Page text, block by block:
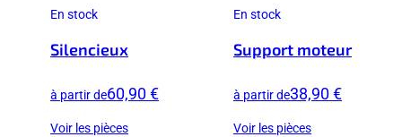
En stock
Silencieux
à partir de60,90 €
Voir les pièces
En stock
Support moteur
à partir de38,90 €
Voir les pièces